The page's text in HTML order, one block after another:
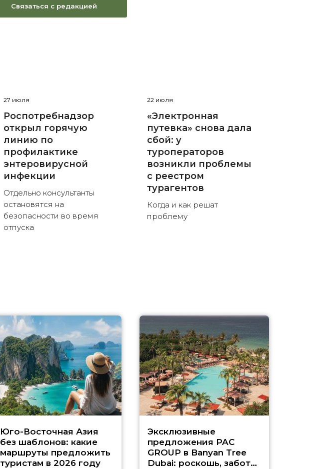
Связаться с редакцией
27 июля
Роспотребнадзор
открыл горячую
линию по
профилактике
энтеровирусной
инфекции
Отдельно консультанты
остановятся на
безопасности во время
отпуска
22 июля
«Электронная
путевка» снова дала
сбой: у
туроператоров
возникли проблемы
с реестром
турагентов
Когда и как решат
проблему
Юго-Восточная Азия
без шаблонов: какие
маршруты предложить
туристам в 2026 году
Эксклюзивные
предложения PAC
GROUP в Banyan Tree
Dubai: роскошь, забота